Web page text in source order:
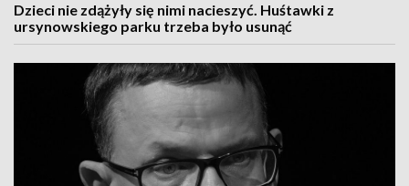
Dzieci nie zdążyły się nimi nacieszyć. Huśtawki z
ursynowskiego parku trzeba było usunąć